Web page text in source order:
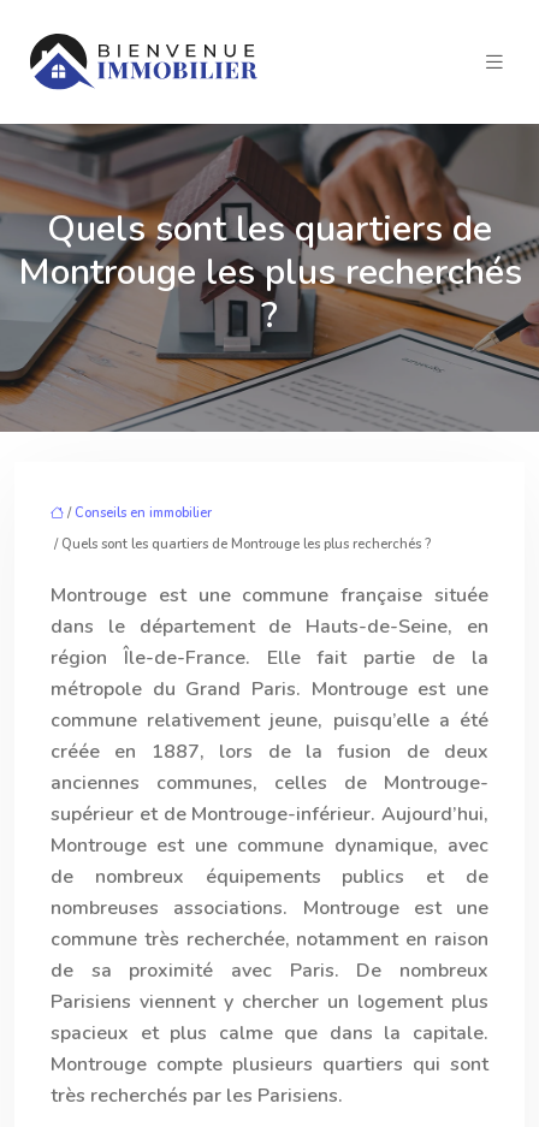
Quels sont les quartiers de
Montrouge les plus recherchés
?
/ Conseils en immobilier
/ Quels sont les quartiers de Montrouge les plus recherchés ?
Montrouge est une commune française située
dans le département de Hauts-de-Seine, en
région Île-de-France. Elle fait partie de la
métropole du Grand Paris. Montrouge est une
commune relativement jeune, puisqu’elle a été
créée en 1887, lors de la fusion de deux
anciennes communes, celles de Montrouge-
supérieur et de Montrouge-inférieur. Aujourd’hui,
Montrouge est une commune dynamique, avec
de nombreux équipements publics et de
nombreuses associations. Montrouge est une
commune très recherchée, notamment en raison
de sa proximité avec Paris. De nombreux
Parisiens viennent y chercher un logement plus
spacieux et plus calme que dans la capitale.
Montrouge compte plusieurs quartiers qui sont
très recherchés par les Parisiens.